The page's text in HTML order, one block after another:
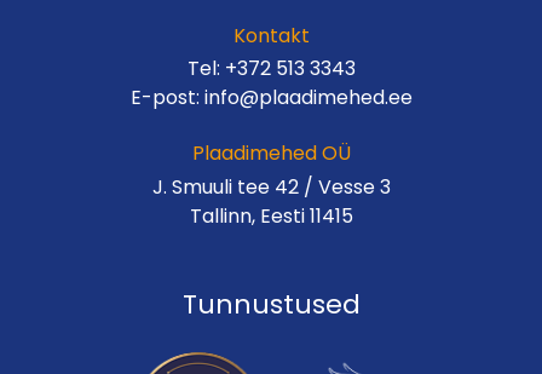
Kontakt
Tel: +372 513 3343
E-post: info@plaadimehed.ee
Plaadimehed OÜ
J. Smuuli tee 42 / Vesse 3
Tallinn, Eesti 11415
Tunnustused